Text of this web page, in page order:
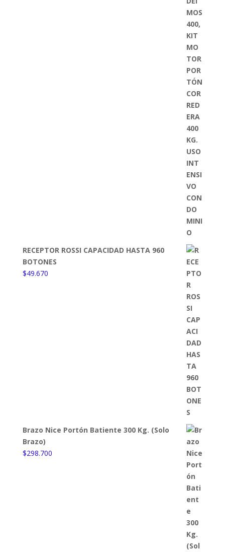
RECEPTOR ROSSI CAPACIDAD HASTA 960
BOTONES
$49.670
Brazo Nice Portón Batiente 300 Kg. (Solo
Brazo)
$298.700